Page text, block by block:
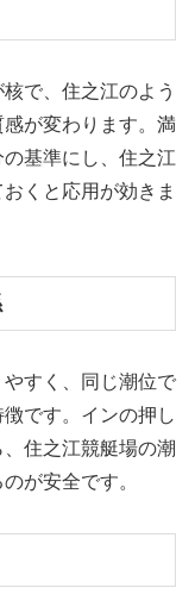
で、住之江のよう
が変わります。満
基準にし、住之江
くと応用が効きま
すく、同じ潮位で
です。インの押し
住之江競艇場の潮
が安全です。